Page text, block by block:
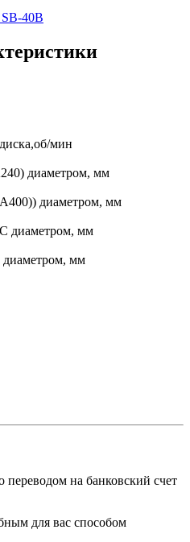
мин
диаметром, мм
диаметром, мм
диаметром, мм
диаметром, мм
на банковский счет
для вас способом